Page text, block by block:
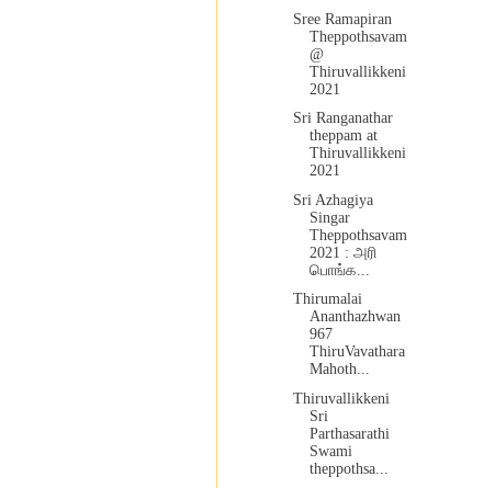
Sree Ramapiran
Theppothsavam
@
Thiruvallikkeni
2021
Sri Ranganathar
theppam at
Thiruvallikkeni
2021
Sri Azhagiya
Singar
Theppothsavam
2021 : அரி
பொங்க...
Thirumalai
Ananthazhwan
967
ThiruVavathara
Mahoth...
Thiruvallikkeni
Sri
Parthasarathi
Swami
theppothsa...